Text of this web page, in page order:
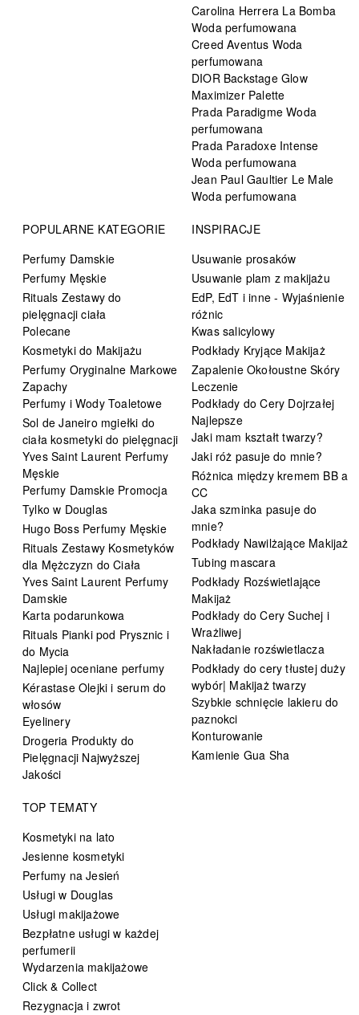
Carolina Herrera La Bomba
Woda perfumowana
Creed Aventus Woda
perfumowana
DIOR Backstage Glow
Maximizer Palette
Prada Paradigme Woda
perfumowana
Prada Paradoxe Intense
Woda perfumowana
Jean Paul Gaultier Le Male
Woda perfumowana
POPULARNE KATEGORIE
Perfumy Damskie
Perfumy Męskie
Rituals Zestawy do
pielęgnacji ciała
Polecane
Kosmetyki do Makijażu
Perfumy Oryginalne Markowe
Zapachy
Perfumy i Wody Toaletowe
Sol de Janeiro mgiełki do
ciała kosmetyki do pielęgnacji
Yves Saint Laurent Perfumy
Męskie
Perfumy Damskie Promocja
Tylko w Douglas
Hugo Boss Perfumy Męskie
Rituals Zestawy Kosmetyków
dla Mężczyzn do Ciała
Yves Saint Laurent Perfumy
Damskie
Karta podarunkowa
Rituals Pianki pod Prysznic i
do Mycia
Najlepiej oceniane perfumy
Kérastase Olejki i serum do
włosów
Eyelinery
Drogeria Produkty do
Pielęgnacji Najwyższej
Jakości
INSPIRACJE
Usuwanie prosaków
Usuwanie plam z makijażu
EdP, EdT i inne - Wyjaśnienie
różnic
Kwas salicylowy
Podkłady Kryjące Makijaż
Zapalenie Okołoustne Skóry
Leczenie
Podkłady do Cery Dojrzałej
Najlepsze
Jaki mam kształt twarzy?
Jaki róż pasuje do mnie?
Różnica między kremem BB a
CC
Jaka szminka pasuje do
mnie?
Podkłady Nawilżające Makijaż
Tubing mascara
Podkłady Rozświetlające
Makijaż
Podkłady do Cery Suchej i
Wrażliwej
Nakładanie rozświetlacza
Podkłady do cery tłustej duży
wybór| Makijaż twarzy
Szybkie schnięcie lakieru do
paznokci
Konturowanie
Kamienie Gua Sha
TOP TEMATY
Kosmetyki na lato
Jesienne kosmetyki
Perfumy na Jesień
Usługi w Douglas
Usługi makijażowe
Bezpłatne usługi w każdej
perfumerii
Wydarzenia makijażowe
Click & Collect
Rezygnacja i zwrot